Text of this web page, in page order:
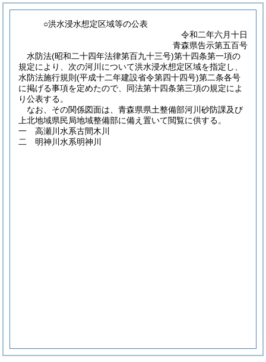
○洪水浸水想定区域等の公表
令和二年六月十日
青森県告示第五百号
水防法(昭和二十四年法律第百九十三号)第十四条第一項の
規定により、次の河川について洪水浸水想定区域を指定し、
水防法施行規則 (平成十二年建設省令第四十四号)第二条各号
に掲げる事項を定めたので、同法第十四条第三項の規定によ
り公表する。
なお、その関係図面は、青森県県土整備部河川砂防課及び
上北地域県民局地域整備部に備え置いて閲覧に供する。
一 高瀬川水系古間木川
二 明神川水系明神川